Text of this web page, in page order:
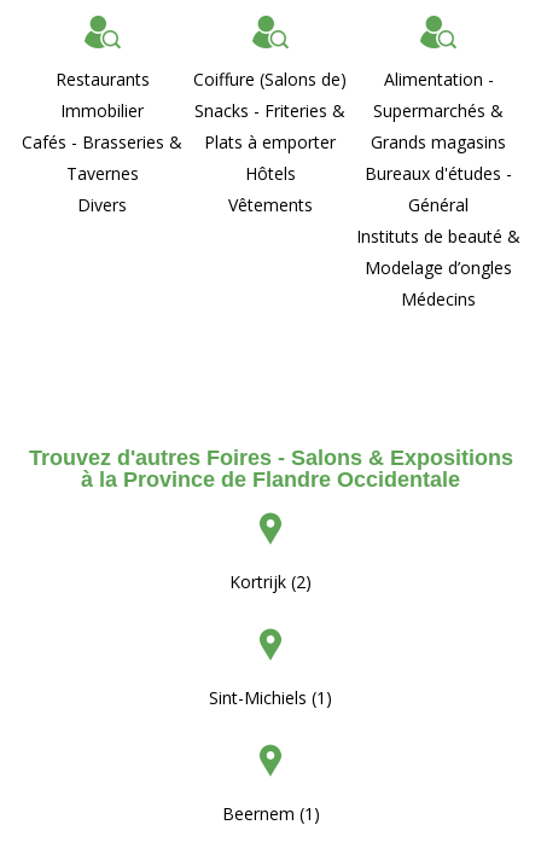
Restaurants
Immobilier
Cafés - Brasseries &
Tavernes
Divers
Coiffure (Salons de)
Snacks - Friteries &
Plats à emporter
Hôtels
Vêtements
Alimentation -
Supermarchés &
Grands magasins
Bureaux d'études -
Général
Instituts de beauté &
Modelage d’ongles
Médecins
Trouvez d'autres Foires - Salons & Expositions
à la Province de Flandre Occidentale
Kortrijk (2)
Sint-Michiels (1)
Beernem (1)